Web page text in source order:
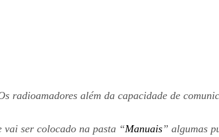
radioamadores além da capacidade de
ser colocado na pasta “Manuais” algumas